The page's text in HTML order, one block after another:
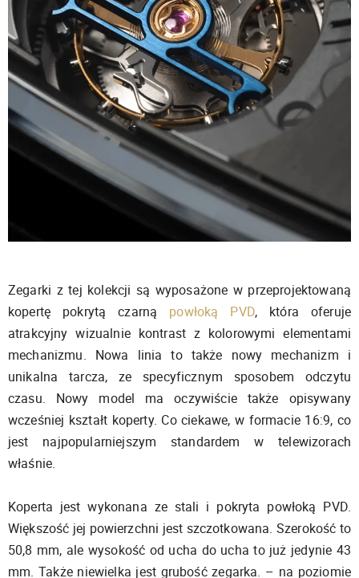
Zegarki z tej kolekcji są wyposażone w przeprojektowaną
kopertę pokrytą czarną powłoką PVD, która oferuje
atrakcyjny wizualnie kontrast z kolorowymi elementami
mechanizmu. Nowa linia to także nowy mechanizm i
unikalna tarcza, ze specyficznym sposobem odczytu
czasu. Nowy model ma oczywiście także opisywany
wcześniej kształt koperty. Co ciekawe, w formacie 16:9, co
jest najpopularniejszym standardem w telewizorach
właśnie.
Koperta jest wykonana ze stali i pokryta powłoką PVD.
Większość jej powierzchni jest szczotkowana. Szerokość to
50,8 mm, ale wysokość od ucha do ucha to już jedynie 43
mm. Także niewielka jest grubość zegarka. – na poziomie